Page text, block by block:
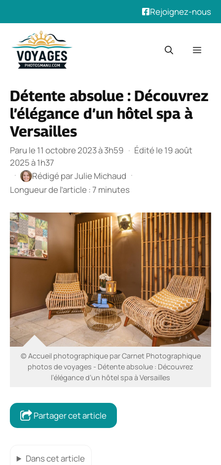
Rejoignez-nous
contenu
Détente absolue : Découvrez
l’élégance d’un hôtel spa à
Versailles
Paru le 11 octobre 2023 à 3h59 · Édité le 19 août
2025 à 1h37
·
Rédigé parJulie Michaud ·
Longueur de l’article : 7 minutes
© Accueil photographique par Carnet Photographique
photos de voyages - Détente absolue : Découvrez
l’élégance d’un hôtel spa à Versailles
Partager cet article
Dans cet article